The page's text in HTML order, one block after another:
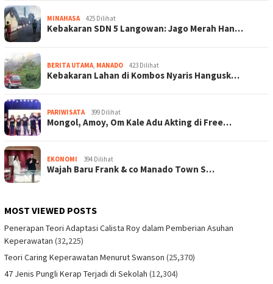
MINAHASA 425 Dilihat
Kebakaran SDN 5 Langowan: Jago Merah Han…
BERITA UTAMA, MANADO 423 Dilihat
Kebakaran Lahan di Kombos Nyaris Hangusk…
PARIWISATA 399 Dilihat
Mongol, Amoy, Om Kale Adu Akting di Free…
EKONOMI 394 Dilihat
Wajah Baru Frank & co Manado Town S…
MOST VIEWED POSTS
Penerapan Teori Adaptasi Calista Roy dalam Pemberian Asuhan
Keperawatan (32,225)
Teori Caring Keperawatan Menurut Swanson (25,370)
47 Jenis Pungli Kerap Terjadi di Sekolah (12,304)